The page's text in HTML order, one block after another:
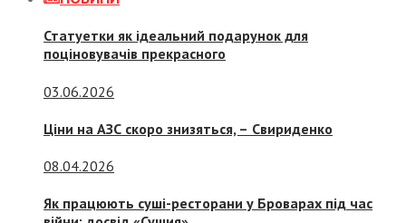
Статуетки як ідеальний подарунок для
поціновувачів прекрасного
03.06.2026
Ціни на АЗС скоро знизяться, – Свириденко
08.04.2026
Як працюють суші-ресторани у Броварах під час